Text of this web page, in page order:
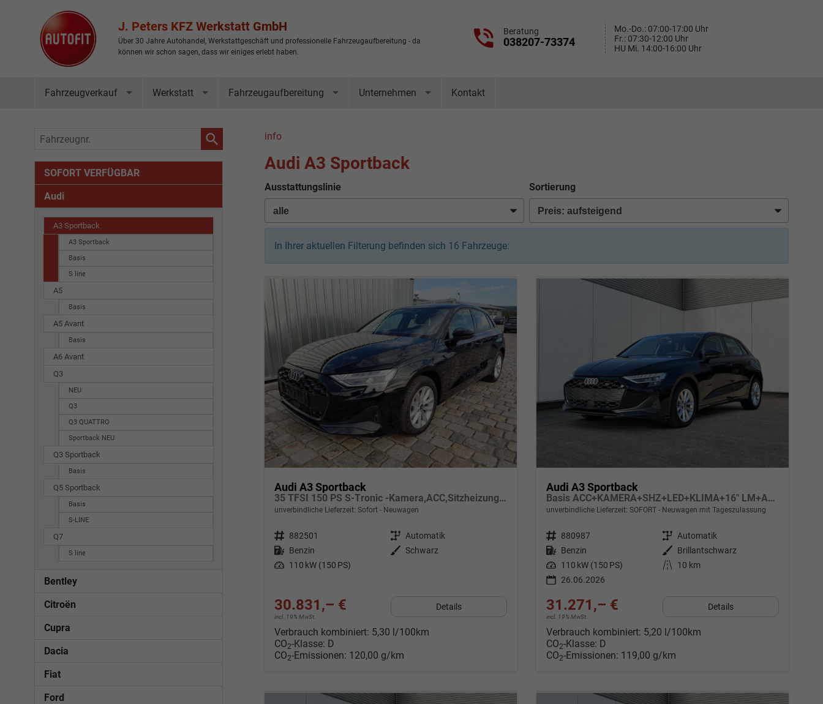
J. Peters KFZ Werkstatt GmbH
Über 30 Jahre Autohandel, Werkstattgeschäft und professionelle Fahrzeugaufbereitung - da
können wir schon sagen, dass wir einiges erlebt haben.
Beratung
038207-73374
Mo.-Do.: 07:00-17:00 Uhr
Fr.: 07:30-12:00 Uhr
HU Mi. 14:00-16:00 Uhr
Fahrzeugverkauf Werkstatt Fahrzeugaufbereitung Unternehmen Kontakt
info
Audi A3 Sportback
Ausstattungslinie Sortierung
In Ihrer aktuellen Filterung befinden sich 16 Fahrzeuge:
Audi A3 Sportback
35 TFSI 150 PS S-Tronic -Kamera,ACC,Sitzheizung-4 Jahre Garantie-Sofort
unverbindliche Lieferzeit: Sofort Neuwagen
Fahrzeugnr. 882501 Getriebe Automatik
Kraftstoff Benzin Außenfarbe Schwarz
Leistung 110 kW (150 PS)
30.831,– €
incl. 19% MwSt.
Details
Verbrauch kombiniert: 5,30 l/100km
CO2-Klasse: D
CO2-Emissionen: 120,00 g/km
Audi A3 Sportback
Basis ACC+KAMERA+SHZ+LED+KLIMA+16" LM+APP
unverbindliche Lieferzeit: SOFORT Neuwagen mit Tageszulassung
Fahrzeugnr. 880987 Getriebe Automatik
Kraftstoff Benzin Außenfarbe
Brillantschwarz
Leistung 110 kW (150 PS) Kilometerstand
10 km
26.06.2026
31.271,– €
incl. 19% MwSt.
Details
Verbrauch kombiniert: 5,20 l/100km
CO2-Klasse: D
CO2-Emissionen: 119,00 g/km
Fahrzeugnr.
SOFORT VERFÜGBAR
Audi
A3 Sportback
A3 Sportback
Basis
S line
A5
Basis
A5 Avant
Basis
A6 Avant
Q3
NEU
Q3
Q3 QUATTRO
Sportback NEU
Q3 Sportback
Basis
Q5 Sportback
Basis
S-LINE
Q7
S line
Bentley
Citroën
Cupra
Dacia
Fiat
Ford